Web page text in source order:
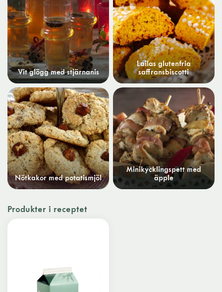
Vit glögg med stjärnanis
Lailas glutenfria
saffransbiscotti
Nötkakor med potatismjöl
Minikycklingspett med
äpple
Produkter i receptet